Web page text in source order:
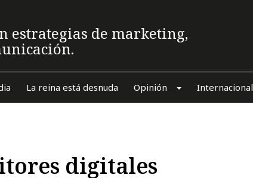
estrategias de marketing,
La reina está desnuda Opinión Internacional
digitales